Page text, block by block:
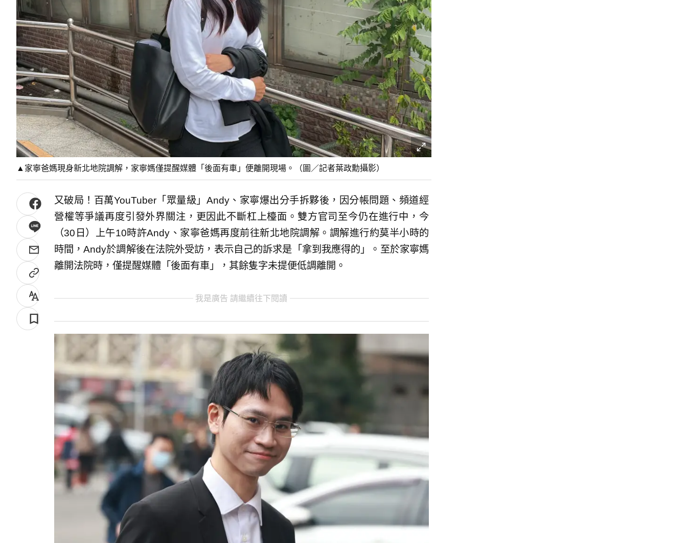
▲家寧爸媽現身新北地院調解，家寧媽僅提醒媒體「後面有車」便離開現場。（圖／記者葉政勳攝影）
又破局！百萬YouTuber「眾量級」Andy、家寧爆出分手拆夥後，因分帳問題、頻道經
營權等爭議再度引發外界關注，更因此不斷杠上檯面。雙方官司至今仍在進行中，今
（30日）上午10時許Andy、家寧爸媽再度前往新北地院調解。調解進行約莫半小時的
時間，Andy於調解後在法院外受訪，表示自己的訴求是「拿到我應得的」。至於家寧媽
離開法院時，僅提醒媒體「後面有車」，其餘隻字未提便低調離開。
我是廣告 請繼續往下閱讀